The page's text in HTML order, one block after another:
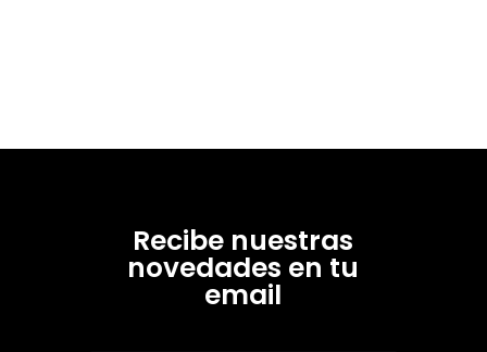
Recibe nuestras
novedades en tu
email